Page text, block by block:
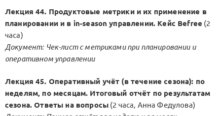
Лекция 44. Продуктовые метрики и их применение в
планировании и в in-season управлении. Кейс Befree (2
часа)
Документ: Чек-лист с метриками при планировании и
оперативном управлении
Лекция 45. Оперативный учёт (в течение сезона): по
неделям, по месяцам. Итоговый отчёт по результатам
сезона. Ответы на вопросы (2 часа, Анна Федулова)